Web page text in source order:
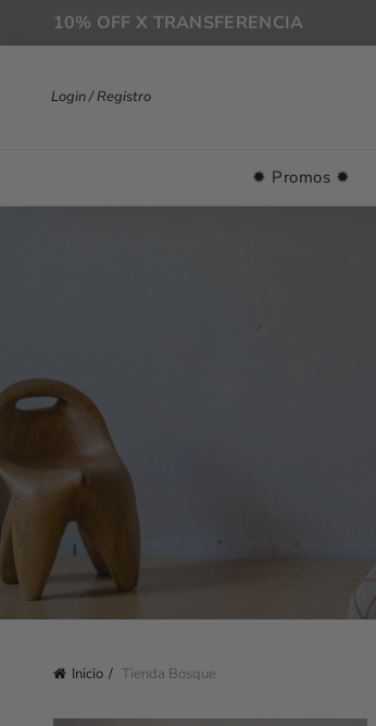
10% OFF X TRANSFERENCIA
Login / Registro
✹ Promos ✹
Inicio Tienda Bosque